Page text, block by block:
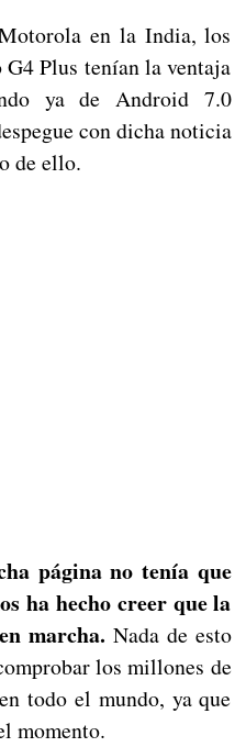
en la India, los
Plus tenían la ventaja
ya de Android 7.0
con dicha noticia
de ello.
página no tenía que
ha hecho creer que la
marcha. Nada de esto
los millones de
todo el mundo, ya que
momento.